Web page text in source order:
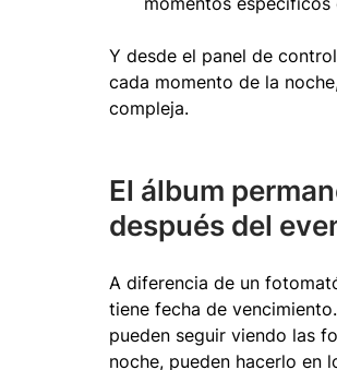
Y desde el panel de
cada momento de la
compleja.
El álbum
después del
A diferencia de un
tiene fecha de
pueden seguir viendo las
noche, pueden hacerlo en